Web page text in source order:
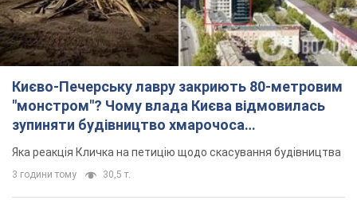
Армія РФ запустила по Одесі 11 ракет різного
типу та до 100 дронів: горіли історичні будівлі,
є постраждалі. Фото та відео
Для терору ворог застосував ракети та дрони
39 хвилин тому 54,3 т.
МЗС Болгарії викликало українського посла
через інцидент із дроном: що сталося